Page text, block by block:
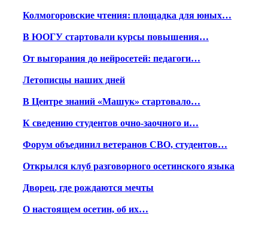
Колмогоровские чтения: площадка для юных…
В ЮОГУ стартовали курсы повышения…
От выгорания до нейросетей: педагоги…
Летописцы наших дней
В Центре знаний «Машук» стартовало…
К сведению студентов очно-заочного и…
Форум объединил ветеранов СВО, студентов…
Открылся клуб разговорного осетинского языка
Дворец, где рождаются мечты
О настоящем осетин, об их…